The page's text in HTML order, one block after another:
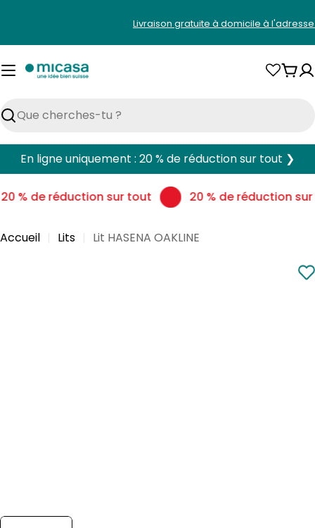
contenu
Livraison gratuite à domicile à
Rechercher
En ligne uniquement : 20 % de réduction sur tout ❯
% de réduction sur tout 20 % de réduction sur
Accueil Lits Lit HASENA OAKLINE